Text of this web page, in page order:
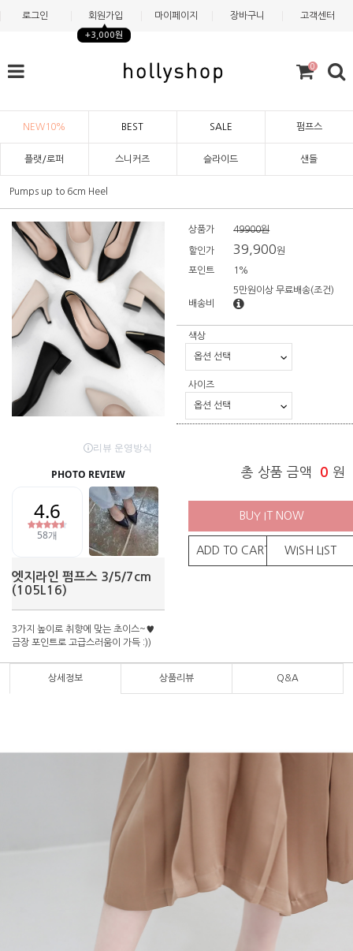
로그인 회원가입
+3,000원
마이페이지 장바구니 고객센터
0
NEW10% BEST SALE 펌프스
플랫/로퍼 스니커즈 슬라이드 샌들
Pumps up to 6cm Heel
엣지라인 펌프스 3/5/7cm
(105L16)
3가지 높이로 취향에 맞는 초이스~♥
금장 포인트로 고급스러움이 가득 :))
상품가 49900원
할인가 39,900원
포인트 1%
배송비
5만원이상 무료배송(조건)
색상
사이즈
총 상품 금액 0 원
BUY IT NOW
ADD TO CART WISH LIST
상세정보 상품리뷰 Q&A